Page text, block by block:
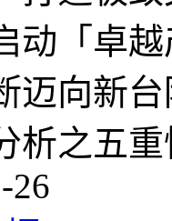
动「卓
迈向新
析之五
26